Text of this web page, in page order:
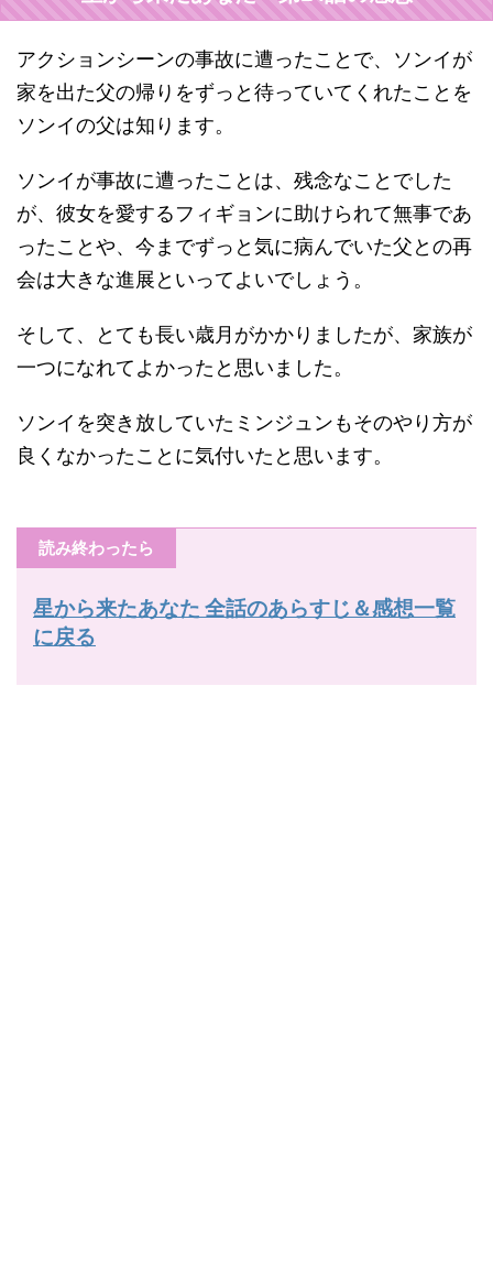
アクションシーンの事故に遭ったことで、ソンイが
家を出た父の帰りをずっと待っていてくれたことを
ソンイの父は知ります。
ソンイが事故に遭ったことは、残念なことでした
が、彼女を愛するフィギョンに助けられて無事であ
ったことや、今までずっと気に病んでいた父との再
会は大きな進展といってよいでしょう。
そして、とても長い歳月がかかりましたが、家族が
一つになれてよかったと思いました。
ソンイを突き放していたミンジュンもそのやり方が
良くなかったことに気付いたと思います。
読み終わったら
星から来たあなた 全話のあらすじ＆感想一覧
に戻る